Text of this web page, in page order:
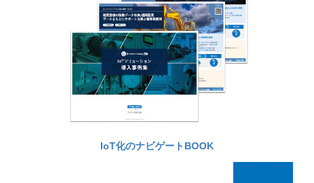
IoT化のナビゲートBOOK